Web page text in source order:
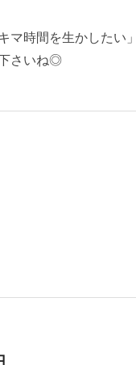
マ時間を生かしたい」
さいね◎